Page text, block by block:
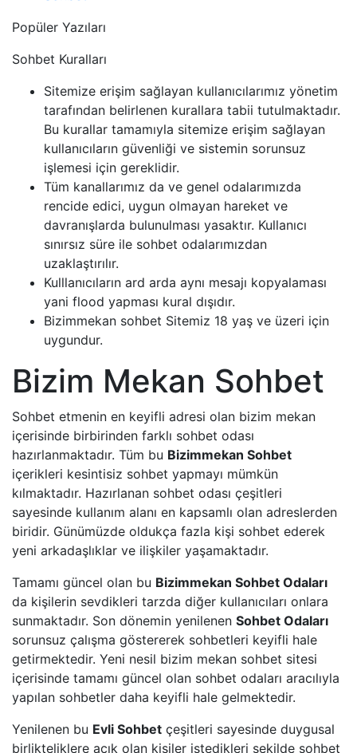
Popüler Yazıları
Sohbet Kuralları
Sitemize erişim sağlayan kullanıcılarımız yönetim
tarafından belirlenen kurallara tabii tutulmaktadır.
Bu kurallar tamamıyla sitemize erişim sağlayan
kullanıcıların güvenliği ve sistemin sorunsuz
işlemesi için gereklidir.
Tüm kanallarımız da ve genel odalarımızda
rencide edici, uygun olmayan hareket ve
davranışlarda bulunulması yasaktır. Kullanıcı
sınırsız süre ile sohbet odalarımızdan
uzaklaştırılır.
Kulllanıcıların ard arda aynı mesajı kopyalaması
yani flood yapması kural dışıdır.
Bizimmekan sohbet Sitemiz 18 yaş ve üzeri için
uygundur.
Bizim Mekan Sohbet
Sohbet etmenin en keyifli adresi olan bizim mekan
içerisinde birbirinden farklı sohbet odası
hazırlanmaktadır. Tüm bu Bizimmekan Sohbet
içerikleri kesintisiz sohbet yapmayı mümkün
kılmaktadır. Hazırlanan sohbet odası çeşitleri
sayesinde kullanım alanı en kapsamlı olan adreslerden
biridir. Günümüzde oldukça fazla kişi sohbet ederek
yeni arkadaşlıklar ve ilişkiler yaşamaktadır.
Tamamı güncel olan bu Bizimmekan Sohbet Odaları
da kişilerin sevdikleri tarzda diğer kullanıcıları onlara
sunmaktadır. Son dönemin yenilenen Sohbet Odaları
sorunsuz çalışma göstererek sohbetleri keyifli hale
getirmektedir. Yeni nesil bizim mekan sohbet sitesi
içerisinde tamamı güncel olan sohbet odaları aracılıyla
yapılan sohbetler daha keyifli hale gelmektedir.
Yenilenen bu Evli Sohbet çeşitleri sayesinde duygusal
birlikteliklere açık olan kişiler istedikleri şekilde sohbet